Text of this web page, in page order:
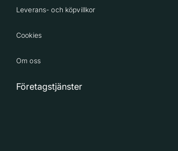
Leverans- och köpvillkor
Cookies
Om oss
Företagstjänster